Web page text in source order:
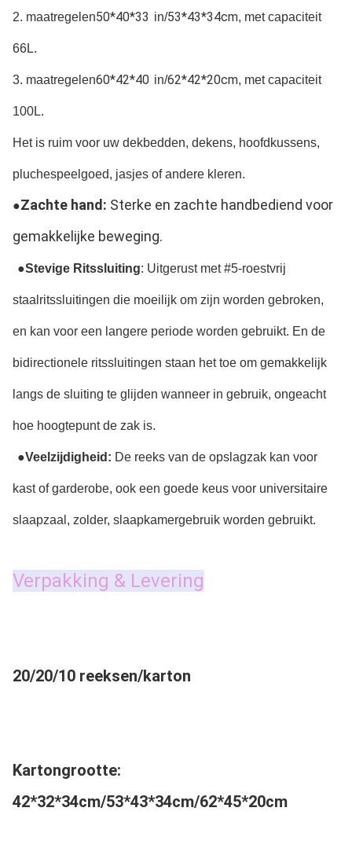
2. maatregelen50*40*33 in/53*43*34cm, met capaciteit
66L.
3. maatregelen60*42*40 in/62*42*20cm, met capaciteit
100L.
Het is ruim voor uw dekbedden, dekens, hoofdkussens,
pluchespeelgoed, jasjes of andere kleren.
●Zachte hand: Sterke en zachte handbediend voor
gemakkelijke beweging.
●Stevige Ritssluiting: Uitgerust met #5-roestvrij
staalritssluitingen die moeilijk om zijn worden gebroken,
en kan voor een langere periode worden gebruikt. En de
bidirectionele ritssluitingen staan het toe om gemakkelijk
langs de sluiting te glijden wanneer in gebruik, ongeacht
hoe hoogtepunt de zak is.
●Veelzijdigheid: De reeks van de opslagzak kan voor
kast of garderobe, ook een goede keus voor universitaire
slaapzaal, zolder, slaapkamergebruik worden gebruikt.
Verpakking & Levering
20/20/10 reeksen/karton
Kartongrootte:
42*32*34cm/53*43*34cm/62*45*20cm